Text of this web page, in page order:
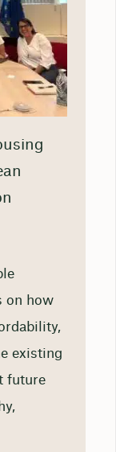
on how
existing
future